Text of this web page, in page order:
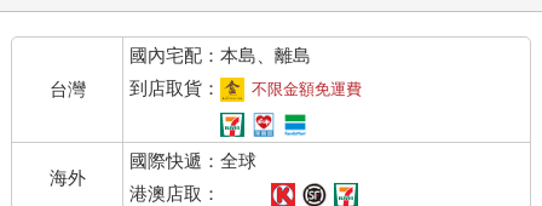
台灣
國內宅配：本島、離島
到店取貨：
不限金額免運費
海外
國際快遞：全球
港澳店取：